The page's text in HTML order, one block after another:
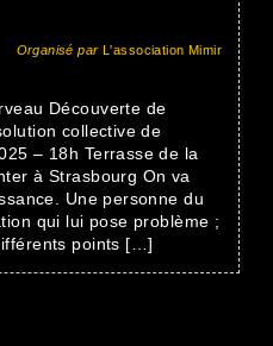
Organisé parL'association Mimir
Découverte de
collective de
– 18h Terrasse de la
à Strasbourg On va
Une personne du
qui lui pose problème ;
points […]